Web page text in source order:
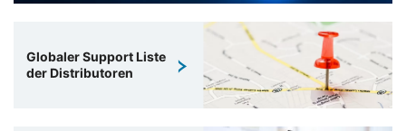
Globaler Support Liste
der Distributoren